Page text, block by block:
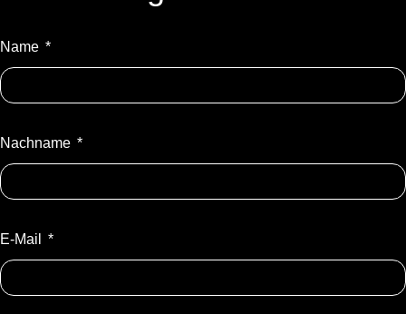
Name
Nachname
E-Mail